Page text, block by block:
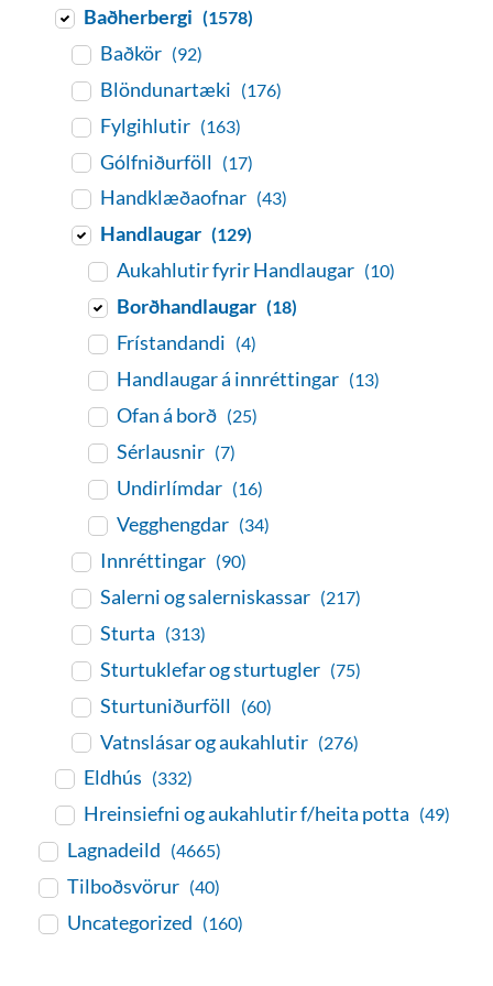
Baðherbergi (1578)
Baðkör (92)
Blöndunartæki (176)
Fylgihlutir (163)
Gólfniðurföll (17)
Handklæðaofnar (43)
Handlaugar (129)
Aukahlutir fyrir Handlaugar (10)
Borðhandlaugar (18)
Frístandandi (4)
Handlaugar á innréttingar (13)
Ofan á borð (25)
Sérlausnir (7)
Undirlímdar (16)
Vegghengdar (34)
Innréttingar (90)
Salerni og salerniskassar (217)
Sturta (313)
Sturtuklefar og sturtugler (75)
Sturtuniðurföll (60)
Vatnslásar og aukahlutir (276)
Eldhús (332)
Hreinsiefni og aukahlutir f/heita potta (49)
Lagnadeild (4665)
Tilboðsvörur (40)
Uncategorized (160)